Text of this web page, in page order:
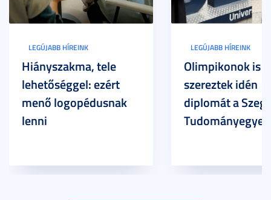
LEGÚJABB HÍREINK
Hiányszakma, tele
lehetőséggel: ezért
menő logopédusnak
lenni
LEGÚJABB HÍREINK
Olimpikonok is
szereztek idén
diplomát a